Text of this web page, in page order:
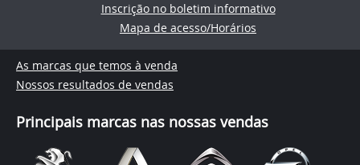
Inscrição no boletim informativo
Mapa de acesso/Horários
As marcas que temos à venda
Nossos resultados de vendas
Principais marcas nas nossas vendas